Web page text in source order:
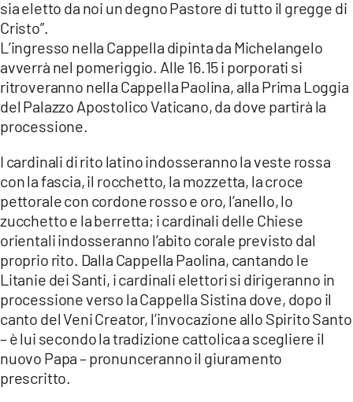
sia eletto da noi un degno Pastore di tutto il gregge di
Cristo”.
L’ingresso nella Cappella dipinta da Michelangelo
avverrà nel pomeriggio. Alle 16.15 i porporati si
ritroveranno nella Cappella Paolina, alla Prima Loggia
del Palazzo Apostolico Vaticano, da dove partirà la
processione.
I cardinali di rito latino indosseranno la veste rossa
con la fascia, il rocchetto, la mozzetta, la croce
pettorale con cordone rosso e oro, l’anello, lo
zucchetto e la berretta; i cardinali delle Chiese
orientali indosseranno l’abito corale previsto dal
proprio rito. Dalla Cappella Paolina, cantando le
Litanie dei Santi, i cardinali elettori si dirigeranno in
processione verso la Cappella Sistina dove, dopo il
canto del Veni Creator, l’invocazione allo Spirito Santo
– è lui secondo la tradizione cattolica a scegliere il
nuovo Papa – pronunceranno il giuramento
prescritto.